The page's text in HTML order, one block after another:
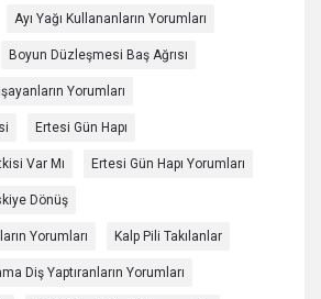
Ayı Yağı Kullananların Yorumları
Boyun Düzleşmesi Baş Ağrısı
Yorumları
Ertesi Gün Hapı
Var Mı Ertesi Gün Hapı Yorumları
Dönüş
Yorumları Kalp Pili Takılanlar
Diş Yaptıranların Yorumları